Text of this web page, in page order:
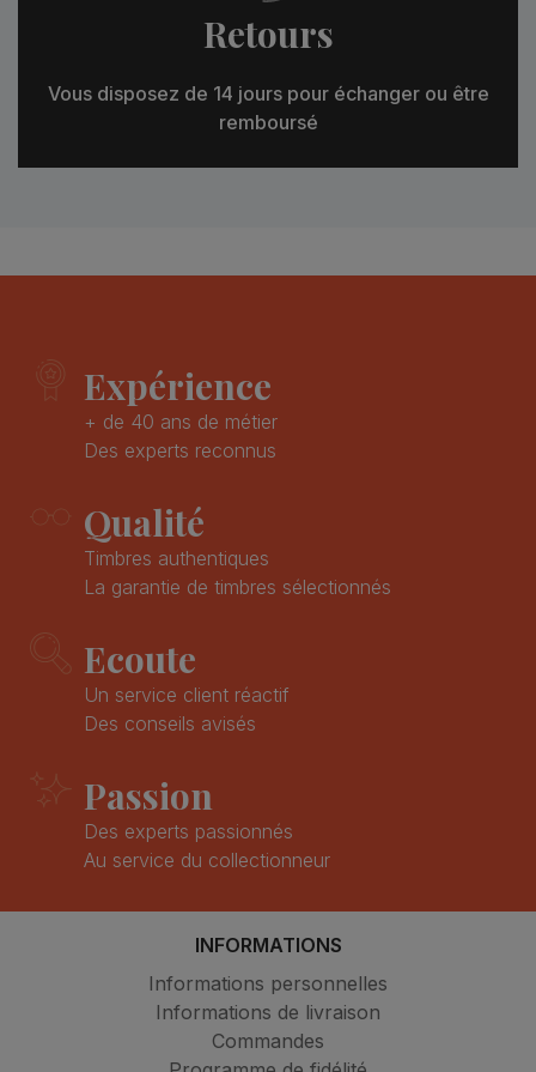
Retours
Vous disposez de 14 jours pour échanger ou être
remboursé
Expérience
+ de 40 ans de métier
Des experts reconnus
Qualité
Timbres authentiques
La garantie de timbres sélectionnés
Ecoute
Un service client réactif
Des conseils avisés
Passion
Des experts passionnés
Au service du collectionneur
INFORMATIONS
Informations personnelles
Informations de livraison
Commandes